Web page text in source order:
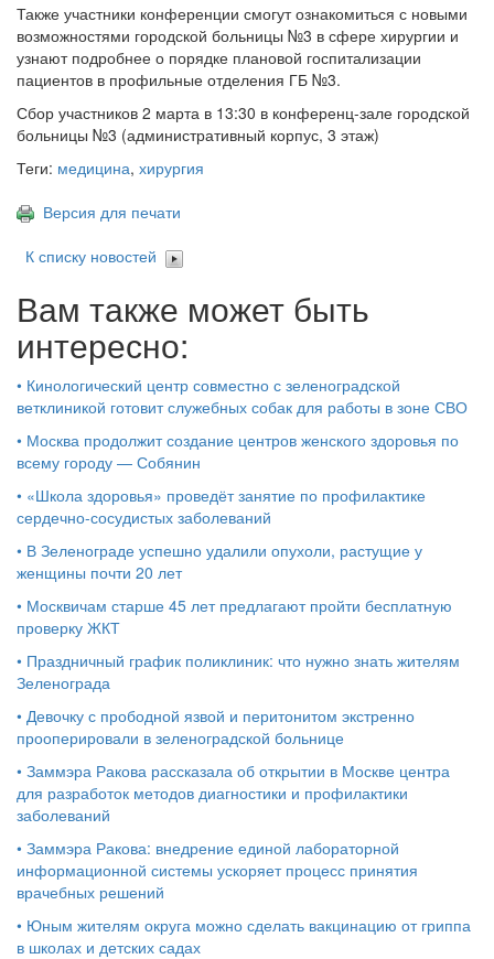
Также участники конференции смогут ознакомиться с новыми
возможностями городской больницы №3 в сфере хирургии и
узнают подробнее о порядке плановой госпитализации
пациентов в профильные отделения ГБ №3.
Сбор участников 2 марта в 13:30 в конференц-зале городской
больницы №3 (административный корпус, 3 этаж)
Теги: медицина, хирургия
Версия для печати
К списку новостей
Вам также может быть
интересно:
• Кинологический центр совместно с зеленоградской
ветклиникой готовит служебных собак для работы в зоне СВО
• Москва продолжит создание центров женского здоровья по
всему городу — Собянин
• «Школа здоровья» проведёт занятие по профилактике
сердечно-сосудистых заболеваний
• В Зеленограде успешно удалили опухоли, растущие у
женщины почти 20 лет
• Москвичам старше 45 лет предлагают пройти бесплатную
проверку ЖКТ
• Праздничный график поликлиник: что нужно знать жителям
Зеленограда
• Девочку с прободной язвой и перитонитом экстренно
прооперировали в зеленоградской больнице
• Заммэра Ракова рассказала об открытии в Москве центра
для разработок методов диагностики и профилактики
заболеваний
• Заммэра Ракова: внедрение единой лабораторной
информационной системы ускоряет процесс принятия
врачебных решений
• Юным жителям округа можно сделать вакцинацию от гриппа
в школах и детских садах